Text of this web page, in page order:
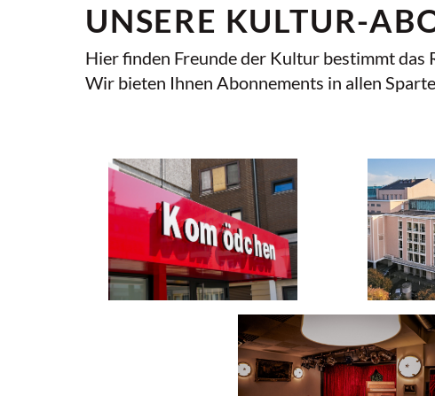
UNSERE KULTUR-
Hier finden Freunde der Kultur bestimmt das
Wir bieten Ihnen Abonnements in allen
Oper